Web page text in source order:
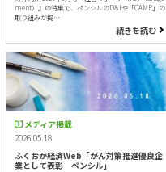
ment）』の特集で、ペンシルのD&Iや「CAMP」の
取り組みが掲…
続きを読む
メディア掲載
2026.05.18
ふくおか経済Web「がん対策推進優良企
業として表彰 ペンシル」